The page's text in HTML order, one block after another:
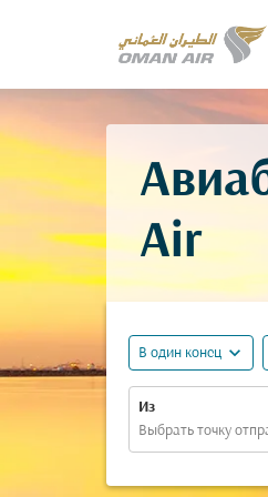
Air
В один конец expand_more
Из